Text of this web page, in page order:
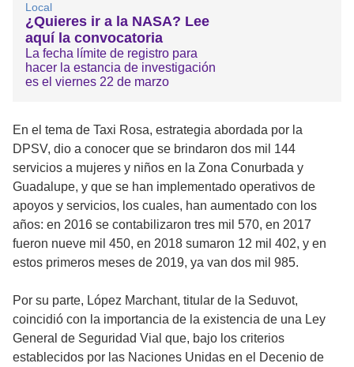
Local
¿Quieres ir a la NASA? Lee
aquí la convocatoria
La fecha límite de registro para
hacer la estancia de investigación
es el viernes 22 de marzo
En el tema de Taxi Rosa, estrategia abordada por la
DPSV, dio a conocer que se brindaron dos mil 144
servicios a mujeres y niños en la Zona Conurbada y
Guadalupe, y que se han implementado operativos de
apoyos y servicios, los cuales, han aumentado con los
años: en 2016 se contabilizaron tres mil 570, en 2017
fueron nueve mil 450, en 2018 sumaron 12 mil 402, y en
estos primeros meses de 2019, ya van dos mil 985.
Por su parte, López Marchant, titular de la Seduvot,
coincidió con la importancia de la existencia de una Ley
General de Seguridad Vial que, bajo los criterios
establecidos por las Naciones Unidas en el Decenio de